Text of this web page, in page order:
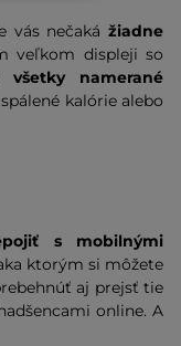
vás nečaká žiadne
veľkom displeji so
všetky namerané
kalórie alebo
s mobilnými
ktorým si môžete
aj prejsť tie
online. A